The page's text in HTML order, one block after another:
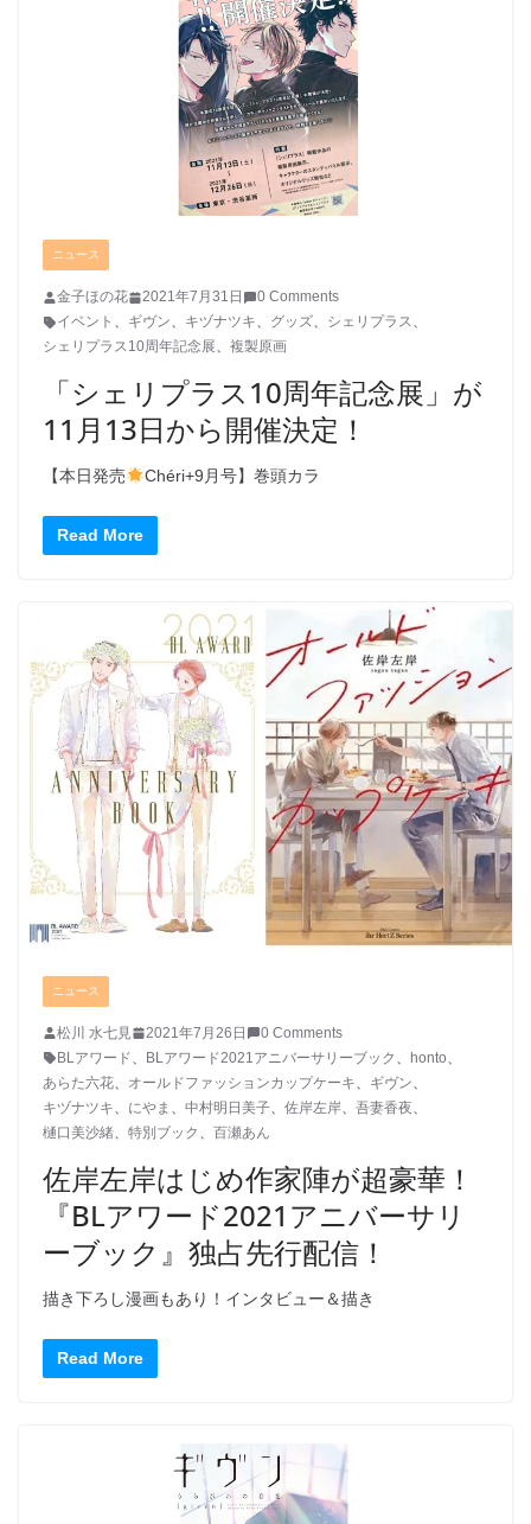
ニュース
金子ほの花 2021年7月31日
0 Comments
イベント 、 ギヴン、 キヅナツキ、 グッズ、 シェリプラス、
シェリプラス10周年記念展、 複製原画
「シェリプラス10周年記念展」が
11月13日から開催決定！
【本日発売 Chéri+9月号】巻頭カラ
Read More
ニュース
松川 水七見 2021年7月26日
0 Comments
BLアワード
BLアワード2021アニバーサリーブック honto
あらた六花
オールドファッションカップケーキ ギヴン
キヅナツキ
にやま 中村明日美子 佐岸左岸 吾妻香夜
樋口美沙緒
特別ブック 百瀬あん
佐岸左岸はじめ作家陣が超豪華！
『BLアワード2021アニバーサリ
ーブック』独占先行配信！
描き下ろし漫画もあり！インタビュー＆描き
Read More